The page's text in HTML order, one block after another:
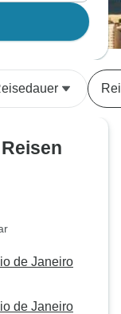
de Janeiro
de Janeiro